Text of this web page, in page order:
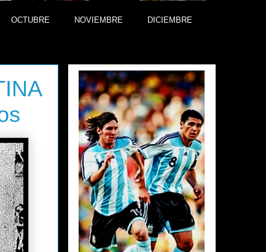
OCTUBRE NOVIEMBRE DICIEMBRE